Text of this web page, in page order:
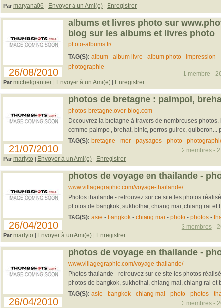
Par maryana06 | Envoyer à un Ami(e) | Enregistrer
26/08/2010
albums et livres photo sur
blog sur les albums et livres photo
photo-albums.fr/
TAG(S): album- album livre - album photo- impression -
photographie -
Par michelgrantier | Envoyer à un Ami(e) | Enregistrer
1 membre -
21/07/2010
photos de bretagne : paimpol,
photos-bretagne.over-blog.com
Découvrez la bretagne à travers de nombreuses
comme paimpol, brehat, binic, perros guirec, quiberon...
TAG(S): bretagne - mer - paysages- photo-
Par marlyto | Envoyer à un Ami(e) | Enregistrer
2 membres-
26/04/2010
photos de voyage en thailande -
www.villagegraphic.com/voyage-thailande/
Photos thaïlande - retrouvez sur ce site les photos
photos de bangkok, sukhothai, chiang mai, chiang rai et
TAG(S): asie - bangkok- chiang mai - photo- photos-
Par marlyto | Envoyer à un Ami(e) | Enregistrer
3 membres-
26/04/2010
photos de voyage en thailande -
www.villagegraphic.com/voyage-thailande/
Photos thaïlande - retrouvez sur ce site les photos
photos de bangkok, sukhothai, chiang mai, chiang rai et
TAG(S): asie - bangkok- chiang mai - photo- photos-
3 membres-